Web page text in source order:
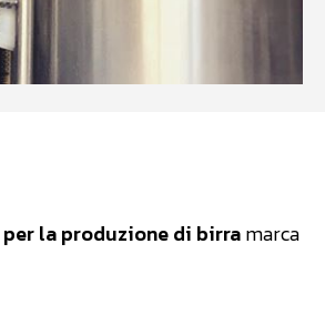
la produzione di birramarca